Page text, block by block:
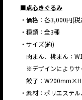
■点心きぐるみ
・価格：各3,000円(税
・種類：全3種
・サイズ(約)
肉まん、桃まん：
※デザインによりサ
餃子：
・素材：ポリエステ